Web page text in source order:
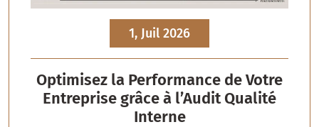
1, Juil 2026
Optimisez la Performance de Votre
Entreprise grâce à l’Audit Qualité
Interne